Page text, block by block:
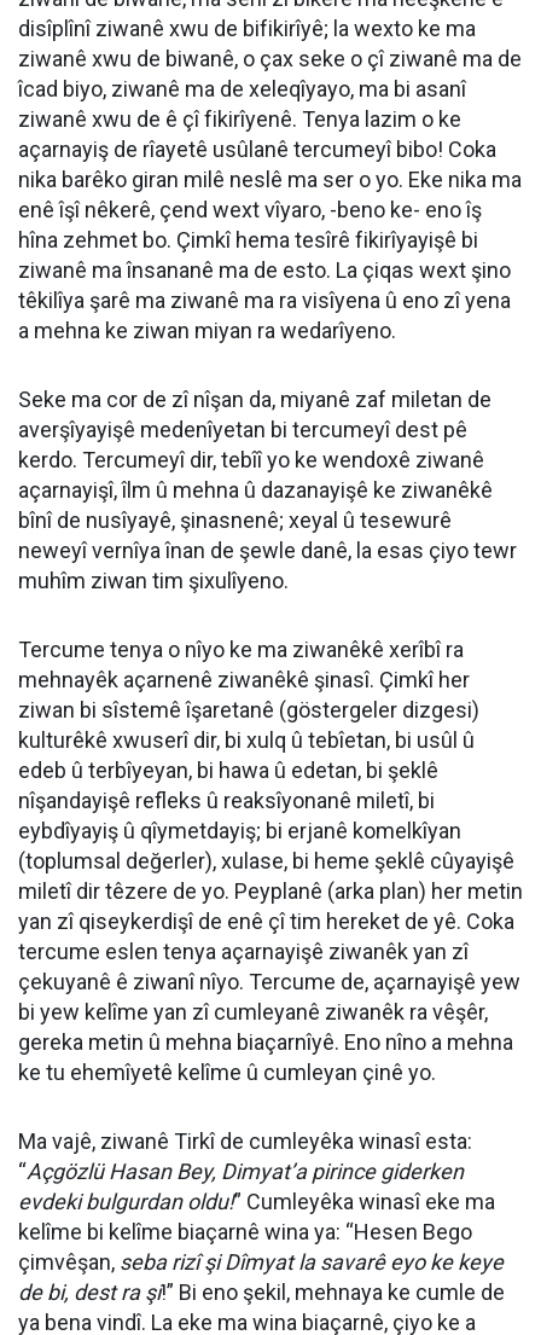
disîplînî ziwanê xwu de bifikirîyê; la wexto ke ma
ziwanê xwu de biwanê, o çax seke o çî ziwanê ma de
îcad biyo, ziwanê ma de xeleqîyayo, ma bi asanî
ziwanê xwu de ê çî fikirîyenê. Tenya lazim o ke
açarnayiş de rîayetê usûlanê tercumeyî bibo! Coka
nika barêko giran milê neslê ma ser o yo. Eke nika ma
enê îşî nêkerê, çend wext vîyaro, -beno ke- eno îş
hîna zehmet bo. Çimkî hema tesîrê fikirîyayişê bi
ziwanê ma însananê ma de esto. La çiqas wext şino
têkilîya şarê ma ziwanê ma ra visîyena û eno zî yena
a mehna ke ziwan miyan ra wedarîyeno.
Seke ma cor de zî nîşan da, miyanê zaf miletan de
averşîyayişê medenîyetan bi tercumeyî dest pê
kerdo. Tercumeyî dir, tebîî yo ke wendoxê ziwanê
açarnayişî, îlm û mehna û dazanayişê ke ziwanêkê
bînî de nusîyayê, şinasnenê; xeyal û tesewurê
neweyî vernîya înan de şewle danê, la esas çiyo tewr
muhîm ziwan tim şixulîyeno.
Tercume tenya o nîyo ke ma ziwanêkê xerîbî ra
mehnayêk açarnenê ziwanêkê şinasî. Çimkî her
ziwan bi sîstemê îşaretanê (göstergeler dizgesi)
kulturêkê xwuserî dir, bi xulq û tebîetan, bi usûl û
edeb û terbîyeyan, bi hawa û edetan, bi şeklê
nîşandayişê refleks û reaksîyonanê miletî, bi
eybdîyayiş û qîymetdayiş; bi erjanê komelkîyan
(toplumsal değerler), xulase, bi heme şeklê cûyayişê
miletî dir têzere de yo. Peyplanê (arka plan) her metin
yan zî qiseykerdişî de enê çî tim hereket de yê. Coka
tercume eslen tenya açarnayişê ziwanêk yan zî
çekuyanê ê ziwanî nîyo. Tercume de, açarnayişê yew
bi yew kelîme yan zî cumleyanê ziwanêk ra vêşêr,
gereka metin û mehna biaçarnîyê. Eno nîno a mehna
ke tu ehemîyetê kelîme û cumleyan çinê yo.
Ma vajê, ziwanê Tirkî de cumleyêka winasî esta:
“Açgözlü Hasan Bey, Dimyat’a pirince giderken
evdeki bulgurdan oldu!” Cumleyêka winasî eke ma
kelîme bi kelîme biaçarnê wina ya: “Hesen Bego
çimvêşan, seba rizî şi Dîmyat la savarê eyo ke keye
de bi, dest ra şi!” Bi eno şekil, mehnaya ke cumle de
ya bena vindî. La eke ma wina biaçarnê, çiyo ke a